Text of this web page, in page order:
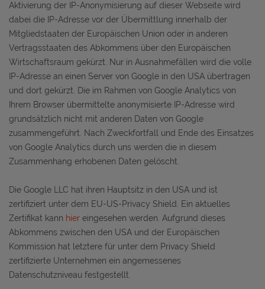
Aktivierung der IP-Anonymisierung auf dieser Webseite wird
dabei die IP-Adresse vor der Übermittlung innerhalb der
Mitgliedstaaten der Europäischen Union oder in anderen
Vertragsstaaten des Abkommens über den Europäischen
Wirtschaftsraum gekürzt. Nur in Ausnahmefällen wird die volle
IP-Adresse an einen Server von Google in den USA übertragen
und dort gekürzt. Die im Rahmen von Google Analytics von
Ihrem Browser übermittelte anonymisierte IP-Adresse wird
grundsätzlich nicht mit anderen Daten von Google
zusammengeführt. Nach Zweckfortfall und Ende des Einsatzes
von Google Analytics durch uns werden die in diesem
Zusammenhang erhobenen Daten gelöscht.
Die Google LLC hat ihren Hauptsitz in den USA und ist
zertifiziert unter dem EU-US-Privacy Shield. Ein aktuelles
Zertifikat kann hier eingesehen werden. Aufgrund dieses
Abkommens zwischen den USA und der Europäischen
Kommission hat letztere für unter dem Privacy Shield
zertifizierte Unternehmen ein angemessenes
Datenschutzniveau festgestellt.